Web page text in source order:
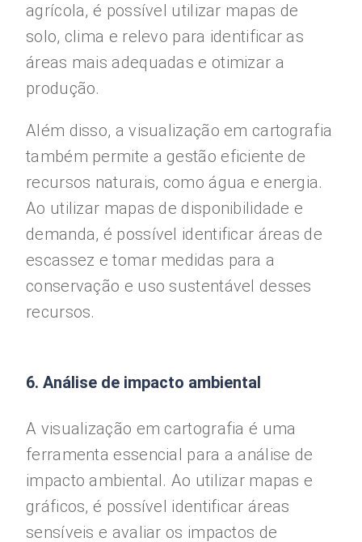
agrícola, é possível utilizar mapas de
solo, clima e relevo para identificar as
áreas mais adequadas e otimizar a
produção.
Além disso, a visualização em cartografia
também permite a gestão eficiente de
recursos naturais, como água e energia.
Ao utilizar mapas de disponibilidade e
demanda, é possível identificar áreas de
escassez e tomar medidas para a
conservação e uso sustentável desses
recursos.
6. Análise de impacto ambiental
A visualização em cartografia é uma
ferramenta essencial para a análise de
impacto ambiental. Ao utilizar mapas e
gráficos, é possível identificar áreas
sensíveis e avaliar os impactos de